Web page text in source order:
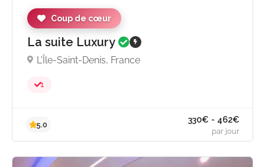
Coup de cœur
La suite Luxury
L'Île-Saint-Denis, France
1